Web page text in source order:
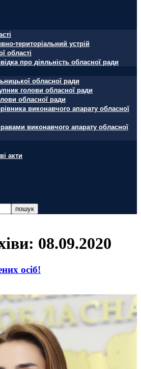
територіальний устрій
області
про діяльність обласної ради
обласної ради
голови обласної ради
обласної ради
виконавчого апарату обласної
виконавчого апарату обласної
акти
08.09.2020
осіб!